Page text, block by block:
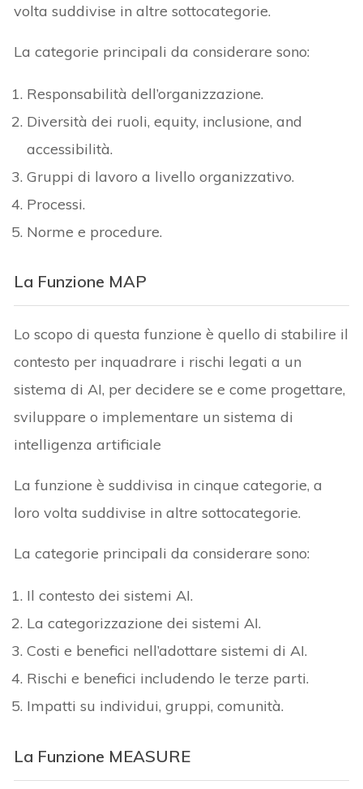
volta suddivise in altre sottocategorie.
La categorie principali da considerare sono:
Responsabilità dell’organizzazione.
Diversità dei ruoli, equity, inclusione, and
accessibilità.
Gruppi di lavoro a livello organizzativo.
Processi.
Norme e procedure.
La Funzione MAP
Lo scopo di questa funzione è quello di stabilire il
contesto per inquadrare i rischi legati a un
sistema di AI, per decidere se e come progettare,
sviluppare o implementare un sistema di
intelligenza artificiale
La funzione è suddivisa in cinque categorie, a
loro volta suddivise in altre sottocategorie.
La categorie principali da considerare sono:
Il contesto dei sistemi AI.
La categorizzazione dei sistemi AI.
Costi e benefici nell’adottare sistemi di AI.
Rischi e benefici includendo le terze parti.
Impatti su individui, gruppi, comunità.
La Funzione MEASURE